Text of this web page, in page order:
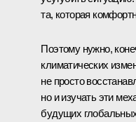
та, которая
Поэтому нужно,
климатических
не просто
но и изучать эти
будущих